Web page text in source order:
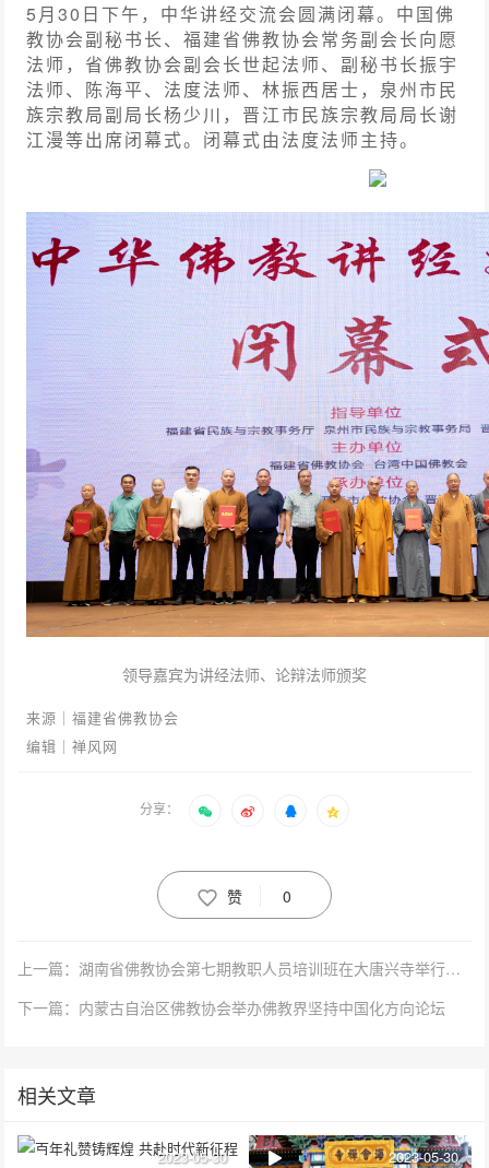
5月30日下午，中华讲经交流会圆满闭幕。中国佛
教协会副秘书长、福建省佛教协会常务副会长向愿
法师，省佛教协会副会长世起法师、副秘书长振宇
法师、陈海平、法度法师、林振西居士，泉州市民
族宗教局副局长杨少川，晋江市民族宗教局局长谢
江漫等出席闭幕式。闭幕式由法度法师主持。
领导嘉宾为讲经法师、论辩法师颁奖
来源｜福建省佛教协会
编辑｜禅风网
分享：
赞 0
上一篇：湖南省佛教协会第七期教职人员培训班在大唐兴寺举行开班仪式
下一篇：内蒙古自治区佛教协会举办佛教界坚持中国化方向论坛
相关文章
2023-05-30 2023-05-30